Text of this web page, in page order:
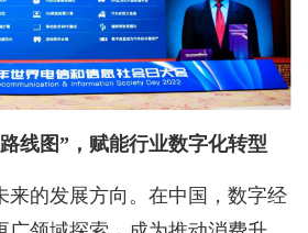
线图”，赋能行业数字化转型
来的发展方向。在中国，数字经